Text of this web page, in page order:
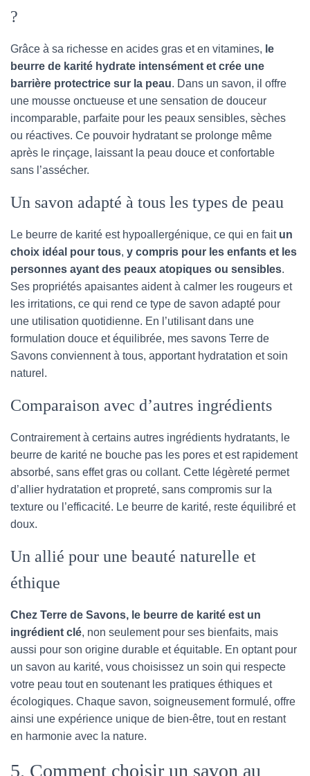
?
Grâce à sa richesse en acides gras et en vitamines, le
beurre de karité hydrate intensément et crée une
barrière protectrice sur la peau. Dans un savon, il offre
une mousse onctueuse et une sensation de douceur
incomparable, parfaite pour les peaux sensibles, sèches
ou réactives. Ce pouvoir hydratant se prolonge même
après le rinçage, laissant la peau douce et confortable
sans l’assécher.
Un savon adapté à tous les types de peau
Le beurre de karité est hypoallergénique, ce qui en fait un
choix idéal pour tous, y compris pour les enfants et les
personnes ayant des peaux atopiques ou sensibles.
Ses propriétés apaisantes aident à calmer les rougeurs et
les irritations, ce qui rend ce type de savon adapté pour
une utilisation quotidienne. En l’utilisant dans une
formulation douce et équilibrée, mes savons Terre de
Savons conviennent à tous, apportant hydratation et soin
naturel.
Comparaison avec d’autres ingrédients
Contrairement à certains autres ingrédients hydratants, le
beurre de karité ne bouche pas les pores et est rapidement
absorbé, sans effet gras ou collant. Cette légèreté permet
d’allier hydratation et propreté, sans compromis sur la
texture ou l’efficacité. Le beurre de karité, reste équilibré et
doux.
Un allié pour une beauté naturelle et
éthique
Chez Terre de Savons, le beurre de karité est un
ingrédient clé, non seulement pour ses bienfaits, mais
aussi pour son origine durable et équitable. En optant pour
un savon au karité, vous choisissez un soin qui respecte
votre peau tout en soutenant les pratiques éthiques et
écologiques. Chaque savon, soigneusement formulé, offre
ainsi une expérience unique de bien-être, tout en restant
en harmonie avec la nature.
5. Comment choisir un savon au